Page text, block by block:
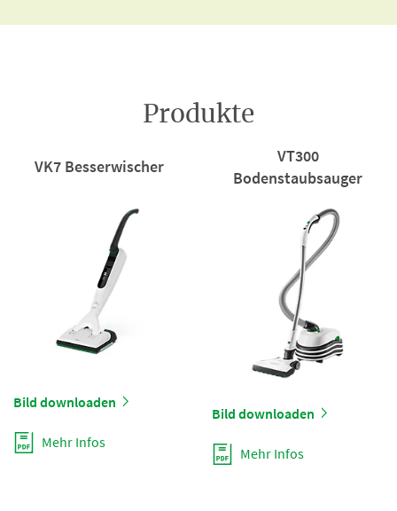
Produkte
VK7 Besserwischer
Bild downloaden
Mehr Infos
VT300
Bodenstaubsauger
Bild downloaden
Mehr Infos